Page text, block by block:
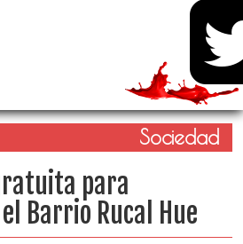
Sociedad
para
Barrio Rucal Hue